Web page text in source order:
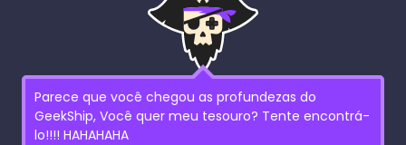
Parece que você chegou as profundezas do
GeekShip, Você quer meu tesouro? Tente encontrá-
lo!!!! HAHAHAHA